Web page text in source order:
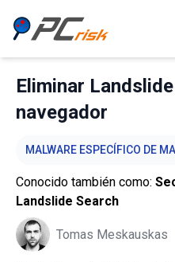
Eliminar
navegador
MALWARE ESPECÍFICO DE
Conocido también como:
Landslide Search
Tomas Meskauskas